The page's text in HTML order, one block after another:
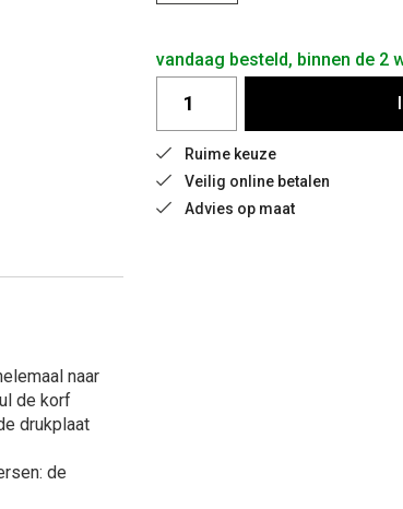
vandaag besteld, binnen de 2
Ruime keuze
Veilig online betalen
Advies op maat
naar
de korf
drukplaat
de